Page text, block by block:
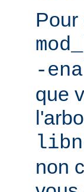
-
que
non